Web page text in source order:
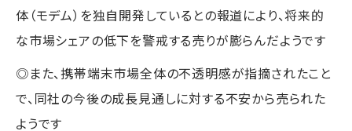
体（モデム）を独自開発しているとの報道により、将来的
な市場シェアの低下を警戒する売りが膨らんだようです
◎また、携帯端末市場全体の不透明感が指摘されたこと
で、同社の今後の成長見通しに対する不安から売られた
ようです